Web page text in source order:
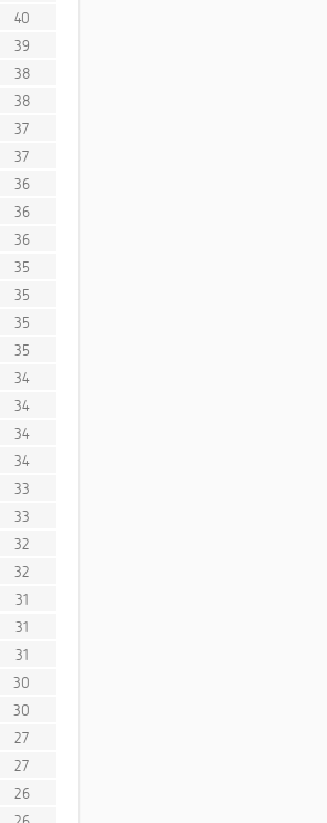
40
39
38
38
37
37
36
36
36
35
35
35
35
34
34
34
34
33
33
32
32
31
31
31
30
30
27
27
26